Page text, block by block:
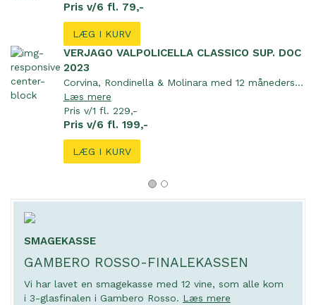
Pris v/6 fl. 79,-
LÆG I KURV
VERJAGO VALPOLICELLA CLASSICO SUP. DOC
2023
Corvina, Rondinella & Molinara med 12 måneders...
Læs mere
Pris v/1 fl. 229,-
Pris v/6 fl. 199,-
LÆG I KURV
SMAGEKASSE
GAMBERO ROSSO-FINALEKASSEN
Vi har lavet en smagekasse med 12 vine, som alle kom
i 3-glasfinalen i Gambero Rosso. Læs mere